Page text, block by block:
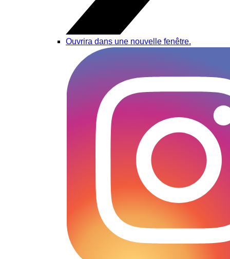
Ouvrira dans une nouvelle fenêtre.